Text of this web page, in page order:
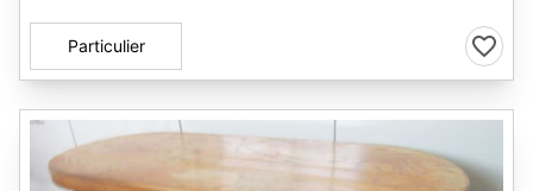
Particulier